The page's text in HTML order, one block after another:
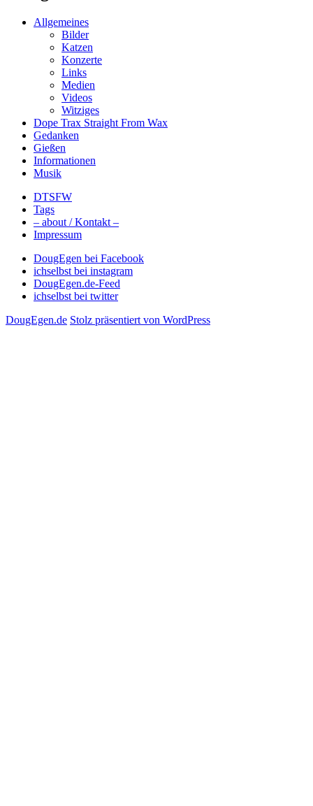
Allgemeines
Bilder
Katzen
Konzerte
Links
Medien
Videos
Witziges
Dope Trax Straight From Wax
Gedanken
Gießen
Informationen
Musik
DTSFW
Tags
– about / Kontakt –
Impressum
DougEgen bei Facebook
ichselbst bei instagram
DougEgen.de-Feed
ichselbst bei twitter
DougEgen.de Stolz präsentiert von WordPress